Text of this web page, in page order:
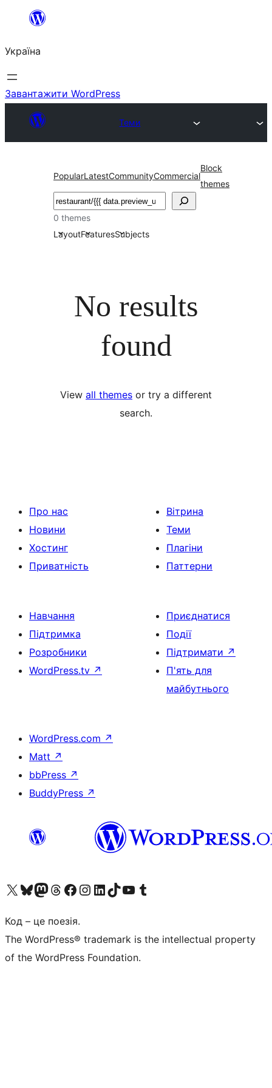
Перейти
вмісту
Україна
Завантажити WordPress
Теми
PopularLatestCommunityCommercial
Block
themes
Пошук
0 themes
LayoutFeaturesSubjects
No results
found
View all themes or try a different
search.
Про нас
Новини
Хостинг
Приватність
Вітрина
Теми
Плагіни
Паттерни
Навчання
Підтримка
Розробники
WordPress.tv ↗
Приєднатися
Події
Підтримати ↗
П'ять для
майбутнього
WordPress.com ↗
Matt ↗
bbPress ↗
BuddyPress ↗
Visit our X (formerly Twitter) account
Visit our Bluesky account
Завітайте до нашої стрічки в Mastodon
Visit our Threads account
Завітайте на нашу сторінку в Facebook
Visit our Instagram account
Visit our LinkedIn account
Visit our TikTok account
Visit our YouTube channel
Visit our Tumblr account
Код – це поезія.
The WordPress® trademark is the intellectual property
of the WordPress Foundation.